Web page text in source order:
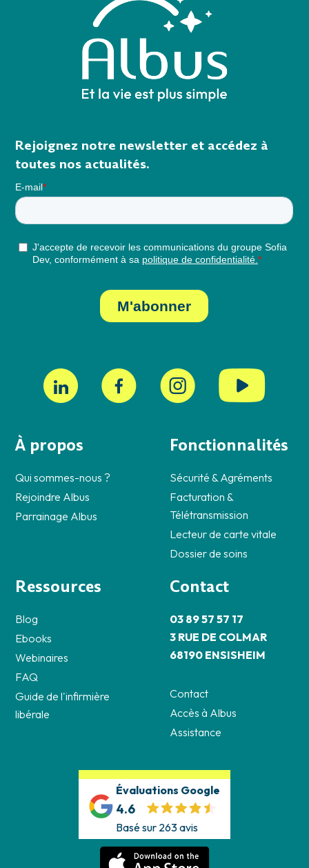
À propos
Qui sommes-nous ?
Rejoindre Albus
Parrainage Albus
Fonctionnalités
Sécurité & Agréments
Facturation &
Télétransmission
Lecteur de carte vitale
Dossier de soins
Ressources
Blog
Ebooks
Webinaires
FAQ
Guide de l'infirmière
libérale
Contact
03 89 57 57 17
3 RUE DE COLMAR
68190 ENSISHEIM
Contact
Accès à Albus
Assistance
Évaluations Google
4.6
Basé sur 263 avis
Rejoignez notre newsletter et accédez à
toutes nos actualités.